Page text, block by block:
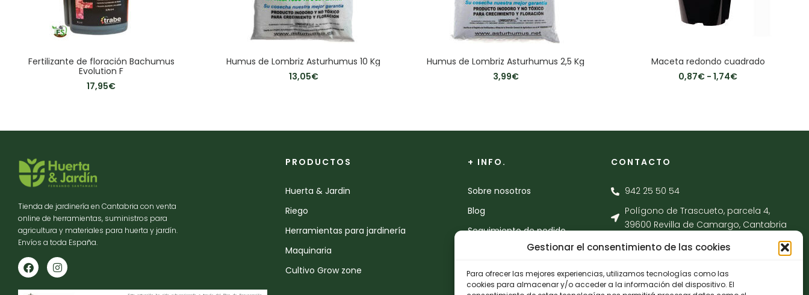
Gestionar el consentimiento de las cookies
Para ofrecer las mejores experiencias, utilizamos tecnologías como las
cookies para almacenar y/o acceder a la información del dispositivo. El
Fertilizante de floración Bachumus
Evolution F
17,95€
Humus de Lombriz Asturhumus 10 Kg
13,05€
Humus de Lombriz Asturhumus 2,5 Kg
3,99€
Maceta redondo cuadrado
0,87€ - 1,74€
Tienda de jardinería en Cantabria con venta
online de herramientas, suministros para
agricultura y materiales para huerta y jardín.
Envíos a toda España.
PRODUCTOS
Huerta & Jardin
Riego
Herramientas para jardinería
Maquinaria
Cultivo Grow zone
+ INFO.
Sobre nosotros
Blog
Seguimiento de pedido
Contacto
CONTACTO
942 25 50 54
Polígono de Trascueto, parcela 4,
39600 Revilla de Camargo, Cantabria
info@fernando-santamaria.com